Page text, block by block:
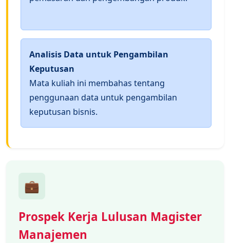
Analisis Data untuk Pengambilan
Keputusan
Mata kuliah ini membahas tentang
penggunaan data untuk pengambilan
keputusan bisnis.
💼
Prospek Kerja Lulusan Magister
Manajemen